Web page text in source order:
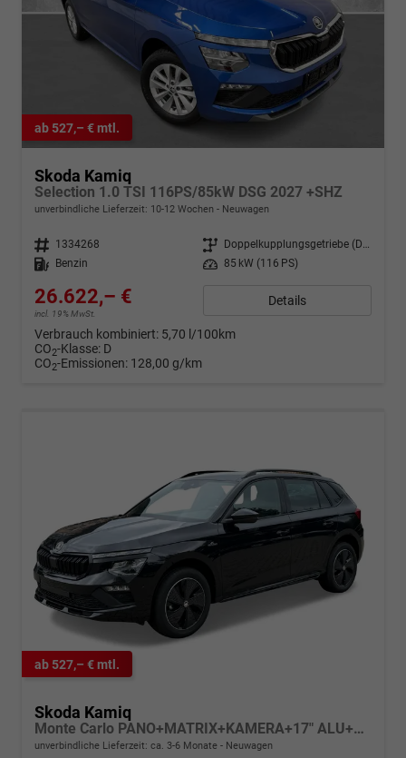
ab 527,– € mtl.
Skoda Kamiq
Selection 1.0 TSI 116PS/85kW DSG 2027 +SHZ
unverbindliche Lieferzeit: 10-12 Wochen Neuwagen
Fahrzeugnr. 1334268 Getriebe
Doppelkupplungsgetriebe (DSG)
Kraftstoff
Benzin Leistung 85 kW (116 PS)
26.622,– €
incl. 19% MwSt.
Details
Verbrauch kombiniert: 5,70 l/100km
CO2-Klasse: D
CO2-Emissionen: 128,00 g/km
ab 527,– € mtl.
Skoda Kamiq
Monte Carlo PANO+MATRIX+KAMERA+17" ALU+SHZ
unverbindliche Lieferzeit: ca. 3-6 Monate Neuwagen